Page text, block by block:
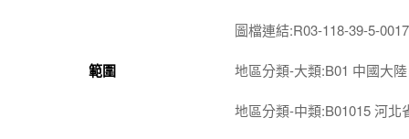
圖檔連結:R03-118-39-5-0017
範圍 地區分類-大類:B01 中國大陸
地區分類-中類:B01015 河北